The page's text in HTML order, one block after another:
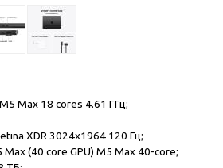
Max 18 cores 4.61 ГГц;
XDR 3024x1964 120 Гц;
(40 core GPU) M5 Max 40-core;